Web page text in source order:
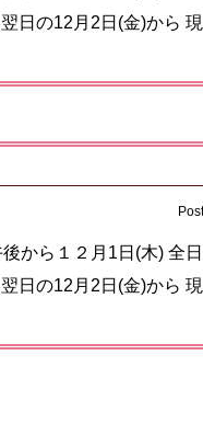
日の12月2日(金)から
から１２月1日(木) 全
日の12月2日(金)から